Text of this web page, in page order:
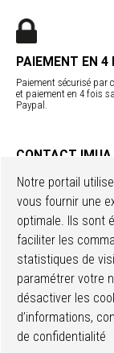
PAIEMENT EN 4
Paiement sécurisé par
et paiement en 4 fois
Paypal.
CONTACT IMUA
Contact
Nos boutiques
Accéder à mon
Ma wishlist
Notre portail
vous fournir une
optimale. Ils sont
faciliter les
statistiques de
paramétrer votre
désactiver les
d’informations,
de confidentialité